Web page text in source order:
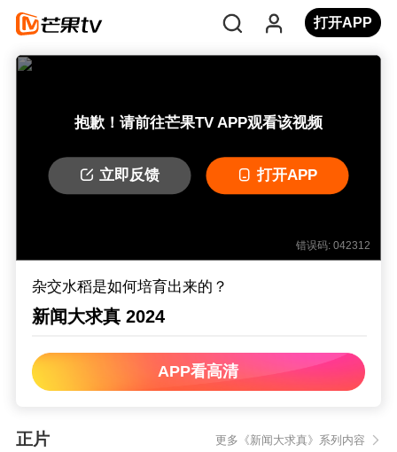
打开APP
抱歉！请前往芒果TV APP观看该视频
立即反馈 打开APP
错误码: 042312
杂交水稻是如何培育出来的？
新闻大求真 2024
APP看高清
正片 更多《新闻大求真》系列内容